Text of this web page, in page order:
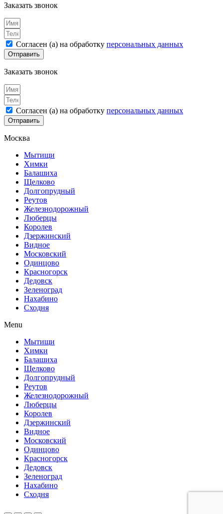
Заказать звонок
Согласен (а) на обработку персональных данных
Отправить
Заказать звонок
Согласен (а) на обработку персональных данных
Отправить
Москва
Мытищи
Химки
Балашиха
Щелково
Долгопрудный
Реутов
Железнодорожный
Люберцы
Королев
Дзержинский
Видное
Московский
Одинцово
Красногорск
Дедовск
Зеленоград
Нахабино
Сходня
Menu
Мытищи
Химки
Балашиха
Щелково
Долгопрудный
Реутов
Железнодорожный
Люберцы
Королев
Дзержинский
Видное
Московский
Одинцово
Красногорск
Дедовск
Зеленоград
Нахабино
Сходня